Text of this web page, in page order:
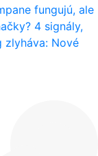
fungujú, ale
4 signály,
zlyháva: Nové